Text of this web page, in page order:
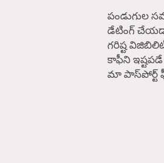
పండుగుల
డేటింగ్
గరిష్ట
కాఫీని
మా పాస్‌పోర్ట్